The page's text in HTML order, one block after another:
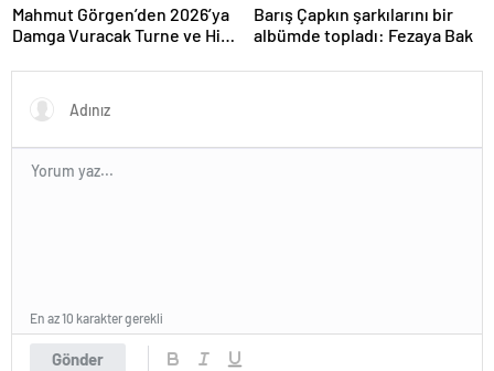
Performansla Hayranlarıyla
Buluşuyor
Mahmut Görgen’den 2026’ya
Damga Vuracak Turne ve Hit
Barış Çapkın şarkılarını bir
albümde topladı: Fezaya Bak
Gönder
En az 10 karakter gerekli